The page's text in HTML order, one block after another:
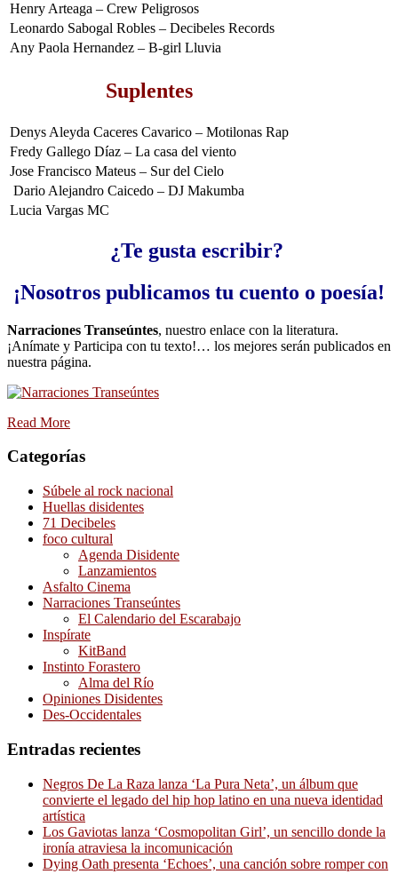
Henry Arteaga – Crew Peligrosos
Leonardo Sabogal Robles – Decibeles Records
Any Paola Hernandez – B-girl Lluvia
Suplentes
Denys Aleyda Caceres Cavarico – Motilonas Rap
Fredy Gallego Díaz – La casa del viento
Jose Francisco Mateus – Sur del Cielo
Dario Alejandro Caicedo – DJ Makumba
Lucia Vargas MC
¿Te gusta escribir?
¡Nosotros publicamos tu cuento o poesía!
Narraciones Transeúntes, nuestro enlace con la literatura.
¡Anímate y Participa con tu texto!… los mejores serán publicados en
nuestra página.
Read More
Categorías
Súbele al rock nacional
Huellas disidentes
71 Decibeles
foco cultural
Agenda Disidente
Lanzamientos
Asfalto Cinema
Narraciones Transeúntes
El Calendario del Escarabajo
Inspírate
KitBand
Instinto Forastero
Alma del Río
Opiniones Disidentes
Des-Occidentales
Entradas recientes
Negros De La Raza lanza ‘La Pura Neta’, un álbum que
convierte el legado del hip hop latino en una nueva identidad
artística
Los Gaviotas lanza ‘Cosmopolitan Girl’, un sencillo donde la
ironía atraviesa la incomunicación
Dying Oath presenta ‘Echoes’, una canción sobre romper con